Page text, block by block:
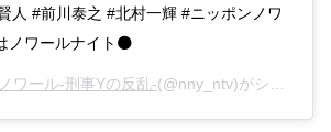
人 #前川泰之 #北村一輝 #ニッポンノワ
ノワールナイト🌑
ワール-刑事Yの反乱-(@nny_ntv)がシェアした投稿 –